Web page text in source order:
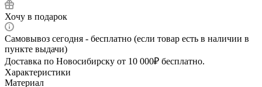
Хочу в подарок
Самовывоз сегодня - бесплатно (если товар есть в наличии в
пункте выдачи)
Доставка по Новосибирску от 10 000₽ бесплатно.
Характеристики
Материал